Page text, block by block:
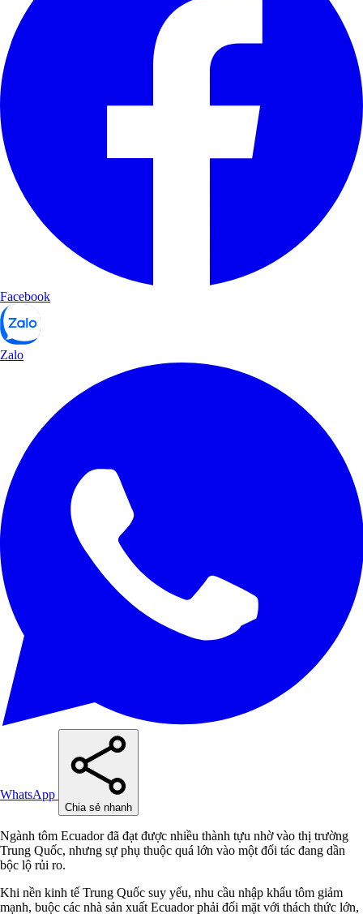
Facebook
Zalo
WhatsApp
Chia sẻ nhanh
Ngành tôm Ecuador đã đạt được nhiều thành tựu nhờ vào thị trường
Trung Quốc, nhưng sự phụ thuộc quá lớn vào một đối tác đang dần
bộc lộ rủi ro.
Khi nền kinh tế Trung Quốc suy yếu, nhu cầu nhập khẩu tôm giảm
mạnh, buộc các nhà sản xuất Ecuador phải đối mặt với thách thức lớn,